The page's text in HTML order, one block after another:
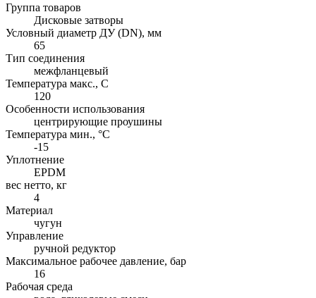
Группа товаров
Дисковые затворы
Условный диаметр ДУ (DN), мм
65
Тип соединения
межфланцевый
Температура макс., С
120
Особенности использования
центрирующие проушины
Температура мин., °C
-15
Уплотнение
EPDM
вес нетто, кг
4
Материал
чугун
Управление
ручной редуктор
Максимальное рабочее давление, бар
16
Рабочая среда